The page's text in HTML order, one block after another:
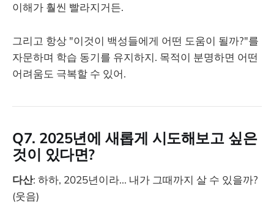
이해가 훨씬 빨라지거든.
그리고 항상 "이것이 백성들에게 어떤 도움이 될까?"를
자문하며 학습 동기를 유지하지. 목적이 분명하면 어떤
어려움도 극복할 수 있어.
Q7. 2025년에 새롭게 시도해보고 싶은
것이 있다면?
다산: 하하, 2025년이라... 내가 그때까지 살 수 있을까?
(웃음)